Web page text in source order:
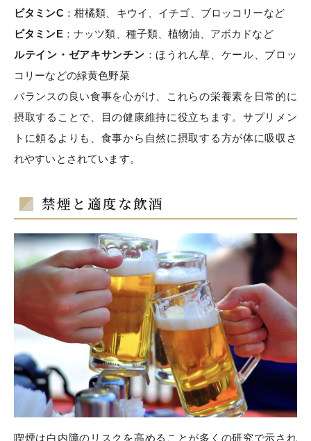
ビタミンC：柑橘類、キウイ、イチゴ、ブロッコリーなど
ビタミンE：ナッツ類、種子類、植物油、アボカドなど
ルテイン・ゼアキサンチン ：ほうれん草、ケール、ブロッ
コリーなどの緑黄色野菜
バランスの良い食事を心がけ、これらの栄養素を日常的に
摂取することで、目の健康維持に役立ちます。サプリメン
トに頼るよりも、食事から自然に摂取する方が体に吸収さ
れやすいとされています。
禁煙と適度な飲酒
喫煙は白内障のリスクを高めることが多くの研究で示され